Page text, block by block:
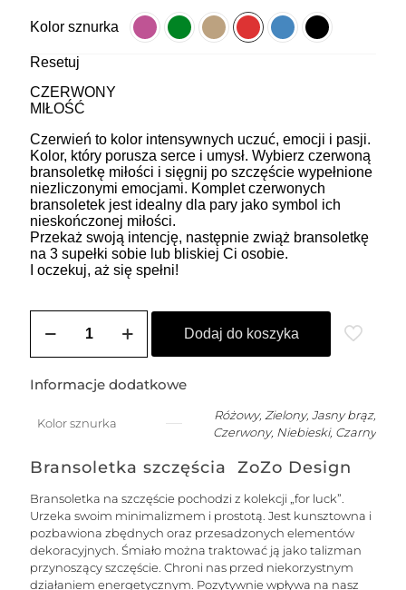
Kolor sznurka
Resetuj
CZERWONY
MIŁOŚĆ
Czerwień to kolor intensywnych uczuć, emocji i pasji.
Kolor, który porusza serce i umysł. Wybierz czerwoną
bransoletkę miłości i sięgnij po szczęście wypełnione
niezliczonymi emocjami. Komplet czerwonych
bransoletek jest idealny dla pary jako symbol ich
nieskończonej miłości.
Przekaż swoją intencję, następnie zwiąż bransoletkę
na 3 supełki sobie lub bliskiej Ci osobie.
I oczekuj, aż się spełni!
SOLE
na
łańcuszku
nitką
-
srebrna
Dodaj do koszyka
Informacje dodatkowe
Kolor sznurka
Różowy, Zielony, Jasny brąz,
Czerwony, Niebieski, Czarny
Bransoletka szczęścia ZoZo Design
Bransoletka na szczęście pochodzi z kolekcji „for luck”.
Urzeka swoim minimalizmem i prostotą. Jest kunsztowna i
pozbawiona zbędnych oraz przesadzonych elementów
dekoracyjnych. Śmiało można traktować ją jako talizman
przynoszący szczęście. Chroni nas przed niekorzystnym
działaniem energetycznym. Pozytywnie wpływa na nasz